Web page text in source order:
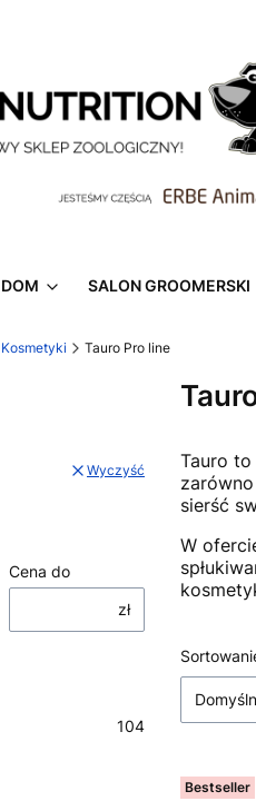
DOM SALON GROOMERSKI
Kosmetyki Tauro Pro line
Wyczyść
Cena do
zł
104
Tauro
sierść
W
Lista
Bestseller